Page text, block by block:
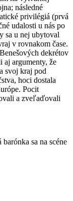
následné
privilégiá (prvá
udalosti u nás po
sa u nej ubytoval
v rovnakom čase.
dekrétov
aj argumenty, že
svoj kraj pod
hoci dostala
Pocit
a zveľaďovali
sa na scéne